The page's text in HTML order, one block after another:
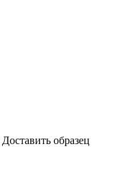
Доставить образец